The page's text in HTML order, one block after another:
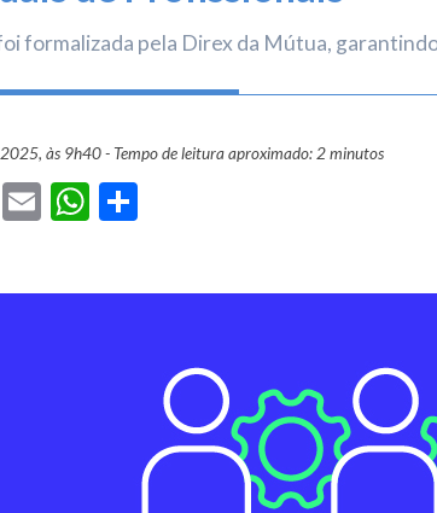
formalizada pela Direx da Mútua,
às 9h40 - Tempo de leitura aproximado: 2 minutos
Twitter
EmailWhatsApp